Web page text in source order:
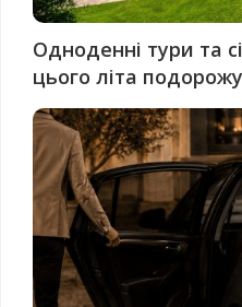
Одноденні тури та
цього літа